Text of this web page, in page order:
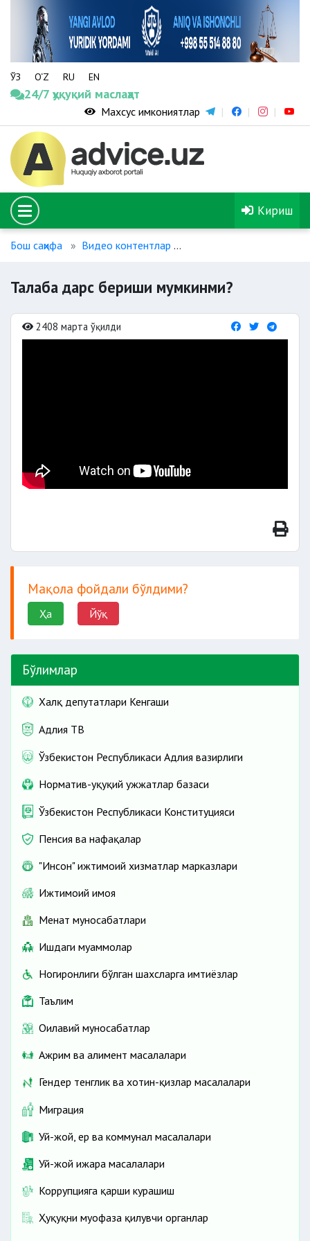
ЎЗ O‘Z RU EN
24/7 ҳуқуқий маслаҳат
Махсус имкониятлар
Кириш
Бош саҳифа Видео контентлар
Талаба дарс бериши мумкинми?
2408 марта ўқилди
Мақола фойдали бўлдими?
Ҳа Йўқ
Бўлимлар
Халқ депутатлари Кенгаши
Адлия ТВ
Ўзбекистон Республикаси Адлия вазирлиги
Норматив-ҳуқуқий ҳужжатлар базаси
Ўзбекистон Республикаси Конституцияси
Пенсия ва нафақалар
"Инсон" ижтимоий хизматлар марказлари
Ижтимоий ҳимоя
Меҳнат муносабатлари
Ишдаги муаммолар
Ногиронлиги бўлган шахсларга имтиёзлар
Таълим
Оилавий муносабатлар
Ажрим ва алимент масалалари
Гендер тенглик ва хотин-қизлар масалалари
Миграция
Уй-жой, ер ва коммунал масалалари
Уй-жой ижара масалалари
Коррупцияга қарши курашиш
Ҳуқуқни муҳофаза қилувчи органлар